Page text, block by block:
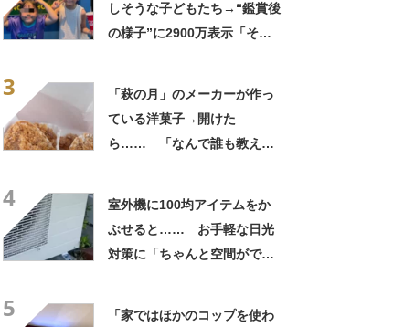
しそうな子どもたち→“鑑賞後
の様子”に2900万表示「そう
3
「萩の月」のメーカーが作っ
ている洋菓子→開けた
ら…… 「なんで誰も教えて
4
室外機に100均アイテムをか
ぶせると…… お手軽な日光
対策に「ちゃんと空間ができ
5
「家ではほかのコップを使わ